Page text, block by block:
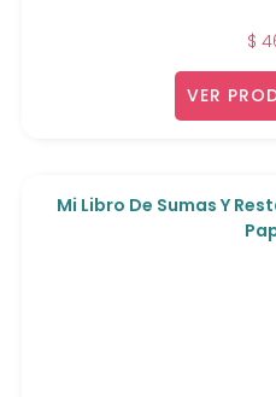
$
VER
Mi Libro De Sumas Y